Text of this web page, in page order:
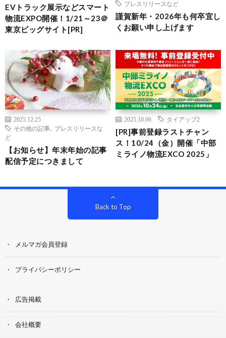
EVトラック展示などスマート
物流EXPO開催！1/21～23＠
東京ビッグサイト[PR]
プレスリリースなど
謹賀新年・2026年も何卒宜し
くお願い申し上げます
2025.12.25
その他の記事
プレスリリースな
ど
【お知らせ】年末年始の記事
配信予定につきまして
2025.10.06 タイアップ2
[PR]事前登録ラストチャン
ス！10/24（金）開催「中部
ミライノ物流EXCO 2025」
Back to Top
メルマガ会員登録
プライバシーポリシー
広告掲載
会社概要